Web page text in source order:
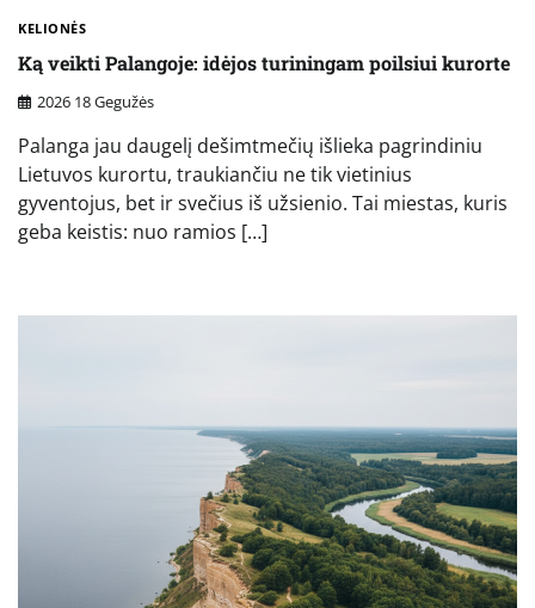
KELIONĖS
Ką veikti Palangoje: idėjos turiningam poilsiui kurorte
2026 18 Gegužės
Palanga jau daugelį dešimtmečių išlieka pagrindiniu
Lietuvos kurortu, traukiančiu ne tik vietinius
gyventojus, bet ir svečius iš užsienio. Tai miestas, kuris
geba keistis: nuo ramios […]